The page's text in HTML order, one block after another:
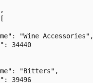
"Wine Accessories",
34440
"Bitters",
39496